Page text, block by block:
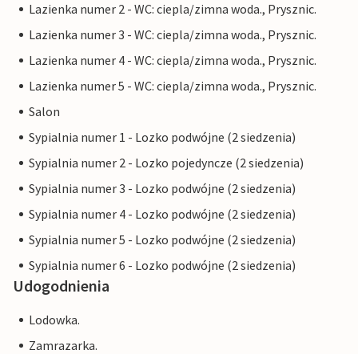
Lazienka numer 2 - WC: ciepla/zimna woda., Prysznic.
Lazienka numer 3 - WC: ciepla/zimna woda., Prysznic.
Lazienka numer 4 - WC: ciepla/zimna woda., Prysznic.
Lazienka numer 5 - WC: ciepla/zimna woda., Prysznic.
Salon
Sypialnia numer 1 - Lozko podwójne (2 siedzenia)
Sypialnia numer 2 - Lozko pojedyncze (2 siedzenia)
Sypialnia numer 3 - Lozko podwójne (2 siedzenia)
Sypialnia numer 4 - Lozko podwójne (2 siedzenia)
Sypialnia numer 5 - Lozko podwójne (2 siedzenia)
Sypialnia numer 6 - Lozko podwójne (2 siedzenia)
Udogodnienia
Lodowka.
Zamrazarka.